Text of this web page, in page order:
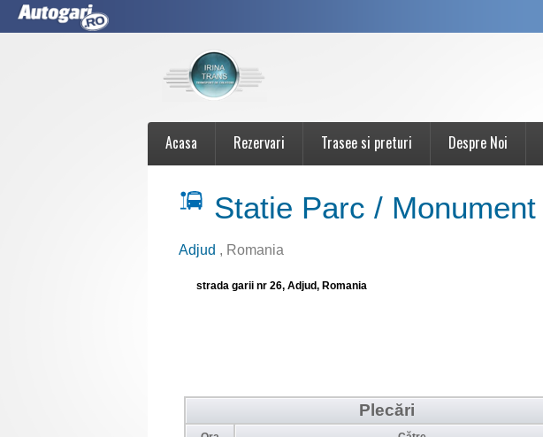
Acasa Rezervari Trasee si preturi Despre Noi
Statie Parc / Monument
Adjud , Romania
strada garii nr 26, Adjud, Romania
Plecări